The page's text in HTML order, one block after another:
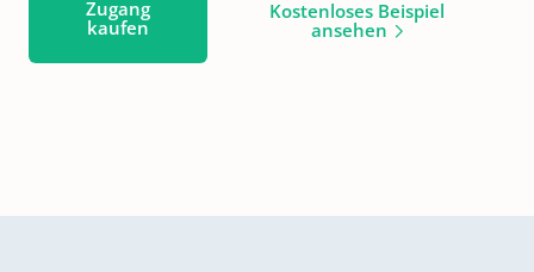
Zugang
kaufen
Kostenloses Beispiel
ansehen